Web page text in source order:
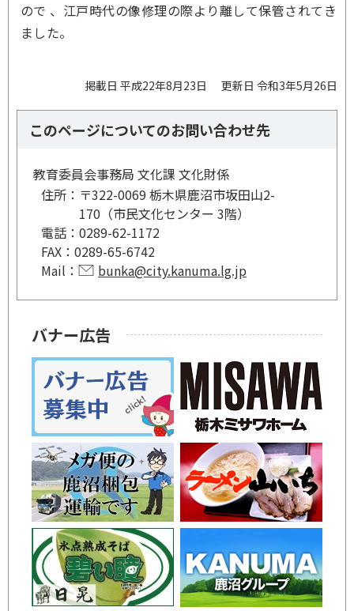
ので 、江戸時代の像修理の際より離して保管されてき
ました。
掲載日 平成22年8月23日 更新日 令和3年5月26日
このページについてのお問い合わせ先
教育委員会事務局 文化課 文化財係
住所： 〒322-0069 栃木県鹿沼市坂田山2-
170（市民文化センター 3階）
電話： 0289-62-1172
FAX： 0289-65-6742
Mail：
bunka@city.kanuma.lg.jp
バナー広告